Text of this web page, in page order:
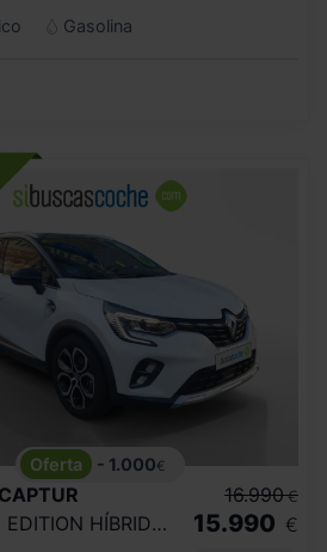
Gasolina
- 1.000€
CAPTUR
SL E TECH EDITION HÍBRIDO ENCHUF. 160CV
16.990 €
15.990 €